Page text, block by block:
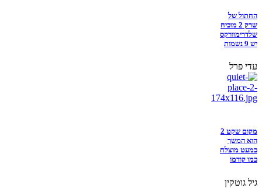
החתול של
שרק 2 מוכיח
שלדרימוורקס
יש 9 נשמות
עדי פרל
מקום שקט 2
הוא המשך
כמעט מוצלח
כמו קודמו
גיל גוטקין